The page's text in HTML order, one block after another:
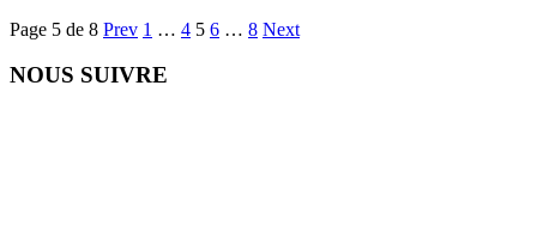
Page 5 de 8 Prev 1 … 4 5 6 … 8 Next
NOUS SUIVRE